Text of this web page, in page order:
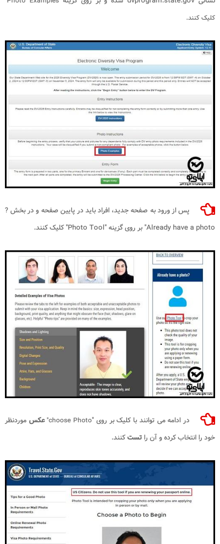
کلیک کنند.
پس از ورود به صفحه جدید، افراد باید در پایین صفحه و در بخش ?
Already have a photo" بر روی گزینه "Photo Tool" کلیک کنند.
در ادامه می توانند با کلیک بر روی "choose Photo" عکس موردنظر
خود را انتخاب کرده و آن را تستکنند.